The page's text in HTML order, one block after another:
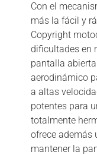
Con el
más la fácil y
Copyright
dificultades en
pantalla
aerodinámico
a altas
potentes para
totalmente
ofrece además
mantener la